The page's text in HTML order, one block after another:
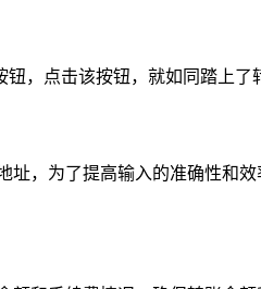
，点击该按钮，就如同踏上了
，为了提高输入的准确性和